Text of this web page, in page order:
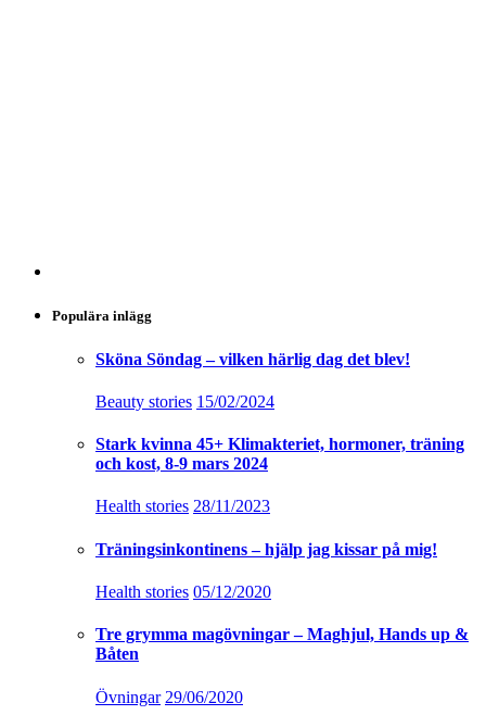
Populära inlägg
Sköna Söndag – vilken härlig dag det blev!
Beauty stories 15/02/2024
Stark kvinna 45+ Klimakteriet, hormoner, träning
och kost, 8-9 mars 2024
Health stories 28/11/2023
Träningsinkontinens – hjälp jag kissar på mig!
Health stories 05/12/2020
Tre grymma magövningar – Maghjul, Hands up &
Båten
Övningar 29/06/2020